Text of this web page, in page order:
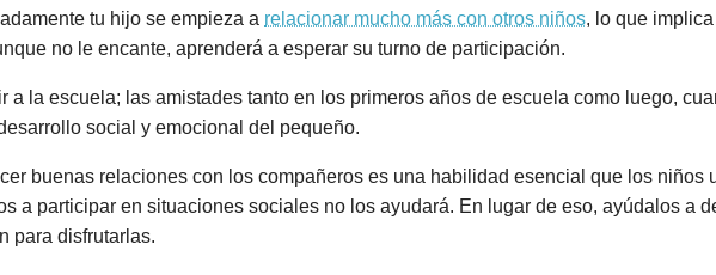
tu hijo se empieza a relacionar mucho más con otros niños, lo que
no le encante, aprenderá a esperar su turno de participación.
a la escuela; las amistades tanto en los primeros años de escuela como luego,
social y emocional del pequeño.
buenas relaciones con los compañeros es una habilidad esencial que los niños
a participar en situaciones sociales no los ayudará. En lugar de eso, ayúdalos a
para disfrutarlas.